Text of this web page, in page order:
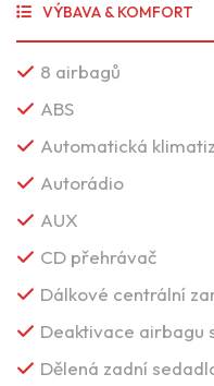
VÝBAVA & KOMFORT
8 airbagů
ABS
Automatická
Autorádio
AUX
CD přehrávač
Dálkové centrální
Deaktivace airbagu
Dělená zadní